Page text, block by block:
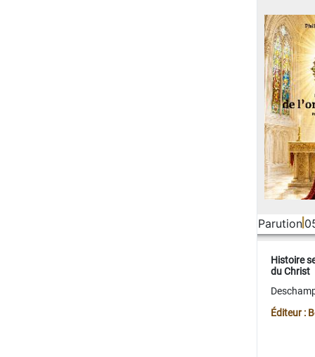
Parution
Histoire
du Christ
Éditeur :